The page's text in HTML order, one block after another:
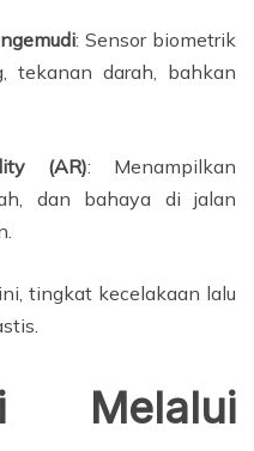
: Sensor biometrik
tekanan darah, bahkan
(AR): Menampilkan
dan bahaya di jalan
tingkat kecelakaan lalu
Melalui